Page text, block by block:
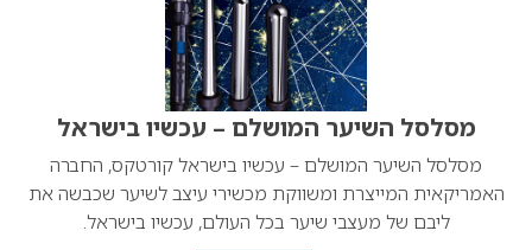
מסלסל השיער המושלם – עכשיו בישראל
מסלסל השיער המושלם – עכשיו בישראל קורטקס, החברה
האמריקאית המייצרת ומשווקת מכשירי עיצב לשיער שכבשה את
ליבם של מעצבי שיער בכל העולם, עכשיו בישראל.